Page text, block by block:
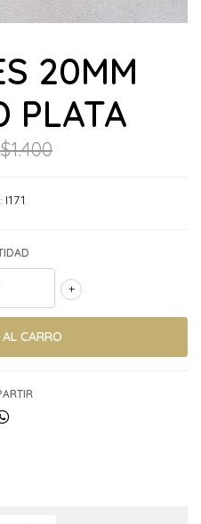
20MM
PLATA
$1.400
I171
+